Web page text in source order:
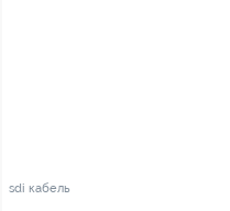
sdi кабель